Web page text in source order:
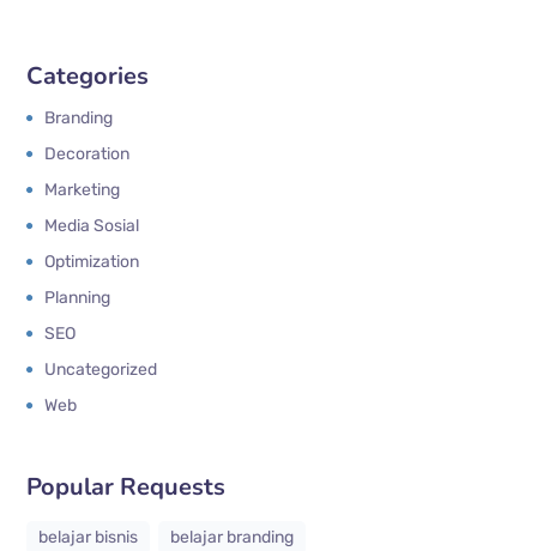
Categories
Branding
Decoration
Marketing
Media Sosial
Optimization
Planning
SEO
Uncategorized
Web
Popular Requests
belajar bisnis
belajar branding